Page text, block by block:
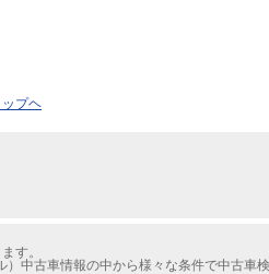
プヘ
す。
中古車情報の中から様々な条件で中古車